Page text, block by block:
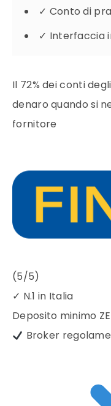
✓ Conto di
✓ Interfaccia
Il 72% dei conti
denaro quando si
fornitore
(5/5)
✓ N.1 in Italia
Deposito minimo
Broker